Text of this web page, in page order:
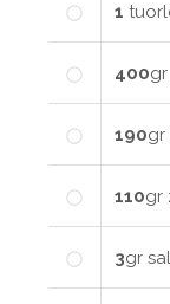
1
400gr
190gr
110gr
3gr